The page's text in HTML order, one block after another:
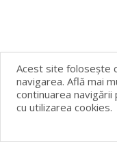
Acest site foloseşte
navigarea. Află mai
continuarea
cu utilizarea cookies.